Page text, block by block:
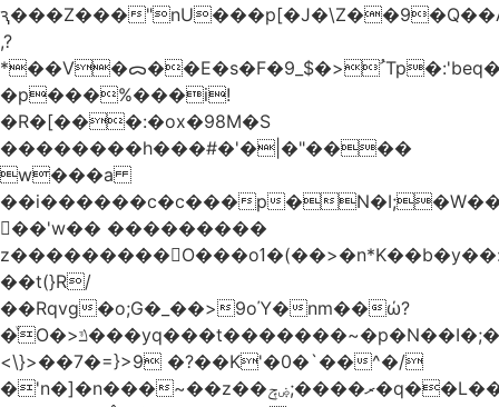
ԇ���Z���
,?
*��V�ᯅ��E�s�F�ﹸ<�$_9Tp�:'beq�Mfcn�oj�n��,�>N4�S+b���p1&}&�|
�p���%���i!
�R�[���:�ox�98M�S
��������h���#�'�|�"����
w���a
��i������c�c���p�
��'w�� ���������
z���������O���oߗ�(��>�n*K��b�y��:^��NV�{����O~';w37z8�}
��t(}R/
��Rqvg�o;G�_��>9oΎ�nm��ώ?
�ͮO�>ݿ���yq���t�������~�p�N��I�;�68������b�f���'�ܟ�ks�f����f���`K�׼��{g=&G�+k�������������˻�����݇�������re6�o�^�~��=
<\}>��7�=}>9 �?��K'�0�`��^�/
�'n�]�n���~��z��ރ����;ۻݼ�q��L�����3�ڼx�8�ݿ���Y9�r�<]/